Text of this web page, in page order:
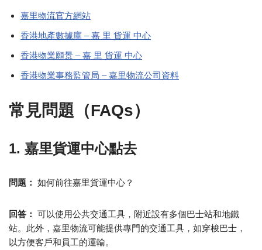
嘉里物流官方網站
香港地產數據庫 – 嘉 里 貨運 中心
香港物業願景 – 嘉 里 貨運 中心
香港物業事務監管局 – 嘉里物流公司資料
常見問題（FAQs）
1. 嘉里貨運中心點去
問題： 如何前往嘉里貨運中心？
回答： 可以使用公共交通工具，附近設有多個巴士站和地鐵
站。此外，嘉里物流可能提供專門的交通工具，如穿梭巴士，
以方便客戶和員工的運輸。